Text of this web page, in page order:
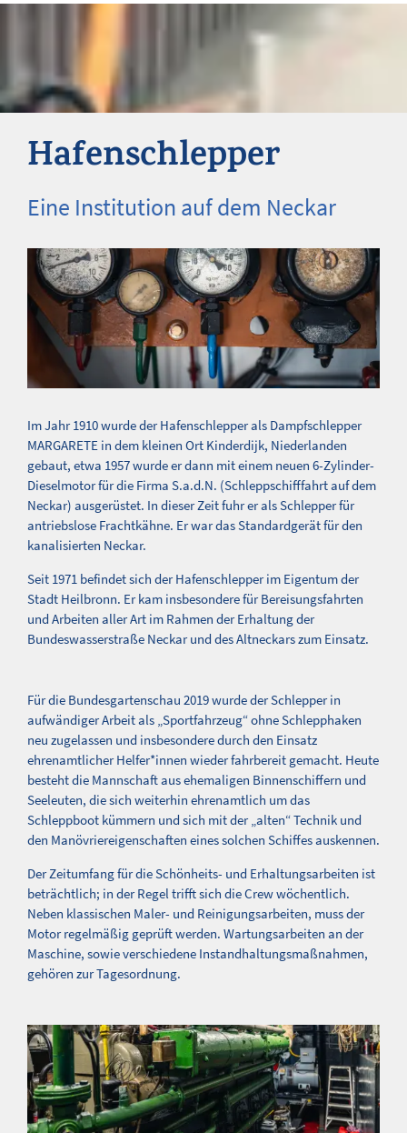
Hafenschlepper
Eine Institution auf dem Neckar
Im Jahr 1910 wurde der Hafenschlepper als Dampfschlepper
MARGARETE in dem kleinen Ort Kinderdijk, Niederlanden
gebaut, etwa 1957 wurde er dann mit einem neuen 6-Zylinder-
Dieselmotor für die Firma S.a.d.N. (Schleppschifffahrt auf dem
Neckar) ausgerüstet. In dieser Zeit fuhr er als Schlepper für
antriebslose Frachtkähne. Er war das Standardgerät für den
kanalisierten Neckar.
Seit 1971 befindet sich der Hafenschlepper im Eigentum der
Stadt Heilbronn. Er kam insbesondere für Bereisungsfahrten
und Arbeiten aller Art im Rahmen der Erhaltung der
Bundeswasserstraße Neckar und des Altneckars zum Einsatz.
Für die Bundesgartenschau 2019 wurde der Schlepper in
aufwändiger Arbeit als „Sportfahrzeug“ ohne Schlepphaken
neu zugelassen und insbesondere durch den Einsatz
ehrenamtlicher Helfer*innen wieder fahrbereit gemacht. Heute
besteht die Mannschaft aus ehemaligen Binnenschiffern und
Seeleuten, die sich weiterhin ehrenamtlich um das
Schleppboot kümmern und sich mit der „alten“ Technik und
den Manövriereigenschaften eines solchen Schiffes auskennen.
Der Zeitumfang für die Schönheits- und Erhaltungsarbeiten ist
beträchtlich; in der Regel trifft sich die Crew wöchentlich.
Neben klassischen Maler- und Reinigungsarbeiten, muss der
Motor regelmäßig geprüft werden. Wartungsarbeiten an der
Maschine, sowie verschiedene Instandhaltungsmaßnahmen,
gehören zur Tagesordnung.